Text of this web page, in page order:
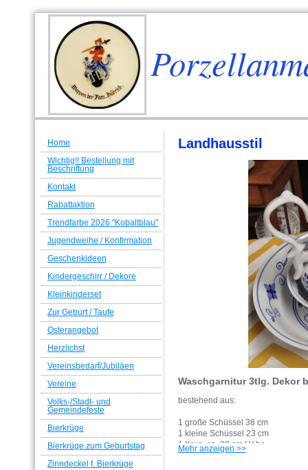
Home
Wichtig!! Bestellung mit
Beschriftung
Kontakt
Rabattaktion
Trendfarbe 2026 "Kobaltblau"
Jugendweihe / Konfirmation
Geschenkideen
Kindergeschirr / Dekore
Kleinkinderset
Zur Geburt / Taufe
Osterangebot
Herzlichst
Vereinsbedarf/Jubiläen
Vereine
Volks-/Stadt- und
Gemeindefeste
Bierkrüge
Bierkrüge zum Geburtstag
Zinndeckel f. Bierkrüge
Landhausstil
Waschgarnitur 3tlg. Dekor
bestehend aus:
1 große Schüssel 38 cm
1 kleine Schüssel 23 cm
1 Krug, ca. 30 cm Höhe
(passend in eine Metallständer-
Mehr anzeigen >>